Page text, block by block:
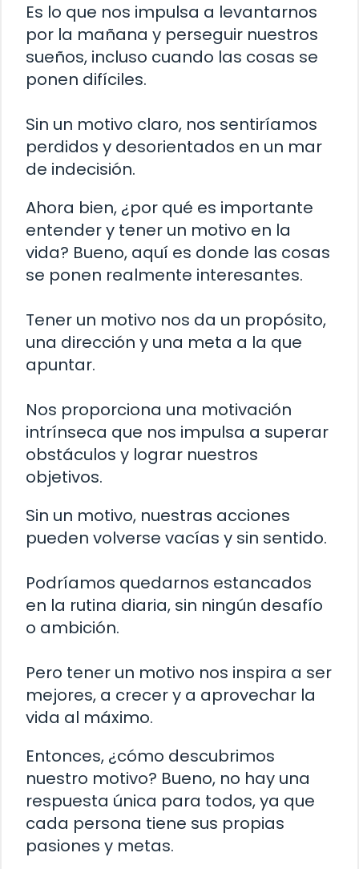
Es lo que nos impulsa a levantarnos
por la mañana y perseguir nuestros
sueños, incluso cuando las cosas se
ponen difíciles.
Sin un motivo claro, nos sentiríamos
perdidos y desorientados en un mar
de indecisión.
Ahora bien, ¿por qué es importante
entender y tener un motivo en la
vida? Bueno, aquí es donde las cosas
se ponen realmente interesantes.
Tener un motivo nos da un propósito,
una dirección y una meta a la que
apuntar.
Nos proporciona una motivación
intrínseca que nos impulsa a superar
obstáculos y lograr nuestros
objetivos.
Sin un motivo, nuestras acciones
pueden volverse vacías y sin sentido.
Podríamos quedarnos estancados
en la rutina diaria, sin ningún desafío
o ambición.
Pero tener un motivo nos inspira a ser
mejores, a crecer y a aprovechar la
vida al máximo.
Entonces, ¿cómo descubrimos
nuestro motivo? Bueno, no hay una
respuesta única para todos, ya que
cada persona tiene sus propias
pasiones y metas.